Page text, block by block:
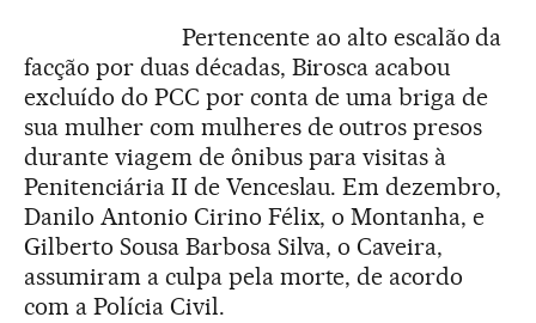
Pertencente ao alto escalão da
facção por duas décadas, Birosca acabou
excluído do PCC por conta de uma briga de
sua mulher com mulheres de outros presos
durante viagem de ônibus para visitas à
Penitenciária II de Venceslau. Em dezembro,
Danilo Antonio Cirino Félix, o Montanha, e
Gilberto Sousa Barbosa Silva, o Caveira,
assumiram a culpa pela morte, de acordo
com a Polícia Civil.